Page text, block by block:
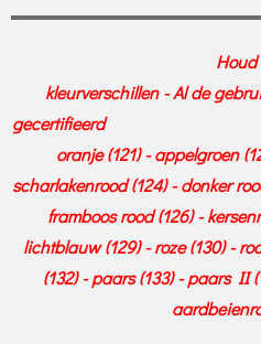
Houd
kleurverschillen - Al de
gecertifieerd
oranje (121) - appelgroen
scharlakenrood (124)
framboos rood (126) -
lichtblauw (129) - roze (130) -
(132) - paars (133) - paars II